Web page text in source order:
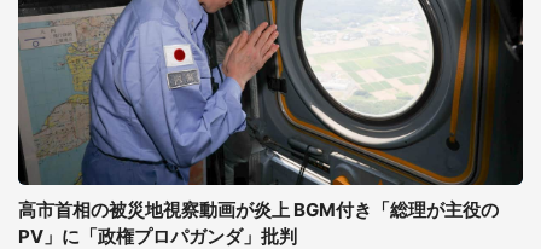
高市首相の被災地視察動画が炎上 BGM付き「総理が主役の
PV」に「政権プロパガンダ」批判